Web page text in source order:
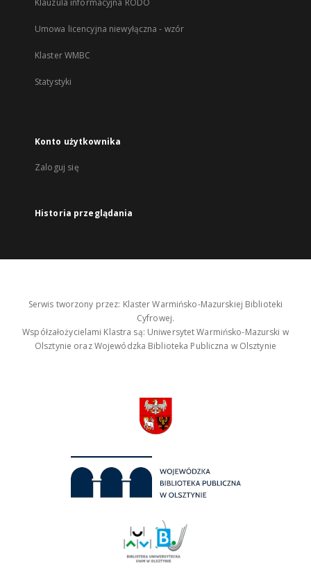
Klauzula informacyjna RODO
Umowa licencyjna niewyłączna - wzór
Klaster WMBC
Statystyki
Konto użytkownika
Zaloguj się
Historia przeglądania
Serwis tworzony przez: Klaster Warmińsko-Mazurskiej Biblioteki
Cyfrowej.
Współzałożycielami Klastra są: Uniwersytet Warmińsko-Mazurski w
Olsztynie oraz Wojewódzka Biblioteka Publiczna w Olsztynie